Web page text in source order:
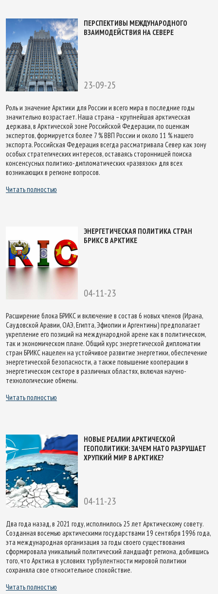
ПЕРСПЕКТИВЫ МЕЖДУНАРОДНОГО
ВЗАИМОДЕЙСТВИЯ НА СЕВЕРЕ
23-09-25
Роль и значение Арктики для России и всего мира в последние годы
значительно возрастает. Наша страна – крупнейшая арктическая
держава, в Арктической зоне Российской Федерации, по оценкам
экспертов, формируется более 7 % ВВП России и около 11 % нашего
экспорта. Российская Федерация всегда рассматривала Север как зону
особых стратегических интересов, оставаясь сторонницей поиска
консенсусных политико-дипломатических «развязок» для всех
возникающих в регионе вопросов.
Читать полностью
ЭНЕРГЕТИЧЕСКАЯ ПОЛИТИКА СТРАН
БРИКС В АРКТИКЕ
04-11-23
Расширение блока БРИКС и включение в состав 6 новых членов (Ирана,
Саудовской Аравии, ОАЭ, Египта, Эфиопии и Аргентины) предполагает
укрепление его позиций на международной арене как в политическом,
так и экономическом плане. Общий курс энергетической дипломатии
стран БРИКС нацелен на устойчивое развитие энергетики, обеспечение
энергетической безопасности, а также повышение кооперации в
энергетическом секторе в различных областях, включая научно-
технологические обмены.
Читать полностью
НОВЫЕ РЕАЛИИ АРКТИЧЕСКОЙ
ГЕОПОЛИТИКИ: ЗАЧЕМ НАТО РАЗРУШАЕТ
ХРУПКИЙ МИР В АРКТИКЕ?
04-11-23
Два года назад, в 2021 году, исполнилось 25 лет Арктическому совету.
Созданная восемью арктическими государствами 19 сентября 1996 года,
эта международная организация за годы своего существования
сформировала уникальный политический ландшафт региона, добившись
того, что Арктика в условиях турбулентности мировой политики
сохраняла свое относительное спокойствие.
Читать полностью